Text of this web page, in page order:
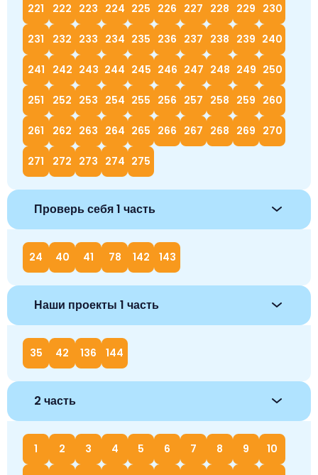
221 222 223 224 225 226 227 228 229 230
231 232 233 234 235 236 237 238 239 240
241 242 243 244 245 246 247 248 249 250
251 252 253 254 255 256 257 258 259 260
261 262 263 264 265 266 267 268 269 270
271 272 273 274 275
Проверь себя 1 часть
24 40 41 78 142 143
Наши проекты 1 часть
35 42 136 144
2 часть
1 2 3 4 5 6 7 8 9 10